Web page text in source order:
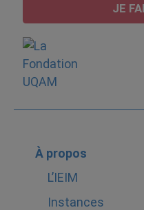
JE
À propos
L’IEIM
Instances